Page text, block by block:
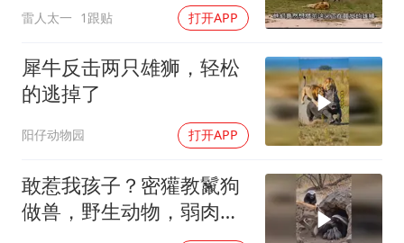
雷人太一 1跟贴 打开APP
犀牛反击两只雄狮，轻松
的逃掉了
阳仔动物园 打开APP
敢惹我孩子？密獾教鬣狗
做兽，野生动物，弱肉强